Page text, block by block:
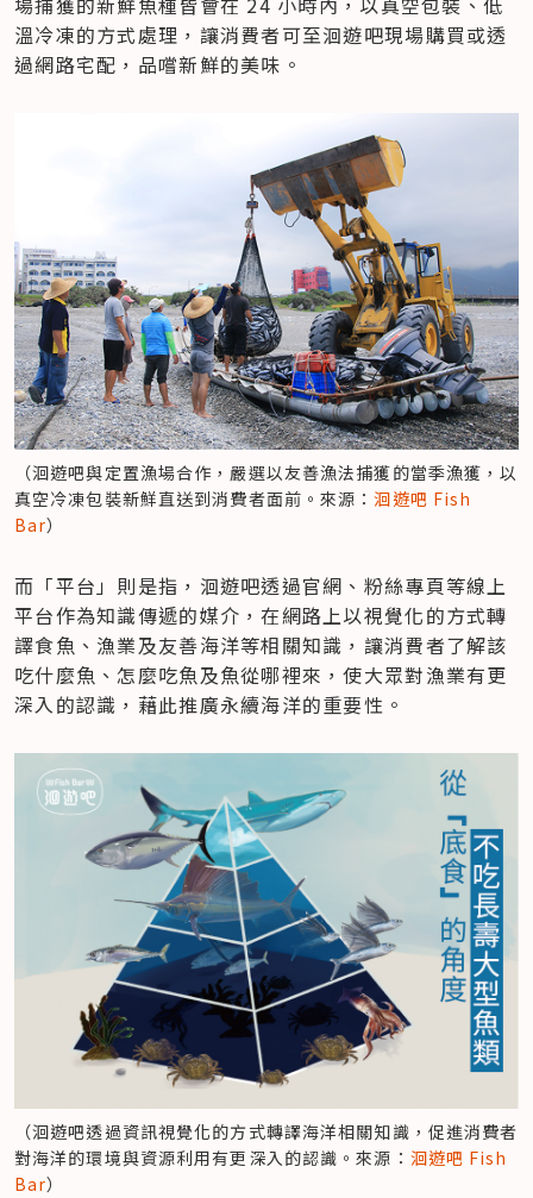
溫冷凍的方式處理，讓消費者可至洄遊吧現場購買或透
過網路宅配，品嚐新鮮的美味。
（洄遊吧與定置漁場合作，嚴選以友善漁法捕獲的當季漁獲，以
真空冷凍包裝新鮮直送到消費者面前。來源：洄遊吧 Fish
Bar）
而「平台」則是指，洄遊吧透過官網、粉絲專頁等線上
平台作為知識傳遞的媒介，在網路上以視覺化的方式轉
譯食魚、漁業及友善海洋等相關知識，讓消費者了解該
吃什麼魚、怎麼吃魚及魚從哪裡來，使大眾對漁業有更
深入的認識，藉此推廣永續海洋的重要性。
（洄遊吧透過資訊視覺化的方式轉譯海洋相關知識，促進消費者
對海洋的環境與資源利用有更深入的認識。來源： 洄遊吧 Fish
Bar）